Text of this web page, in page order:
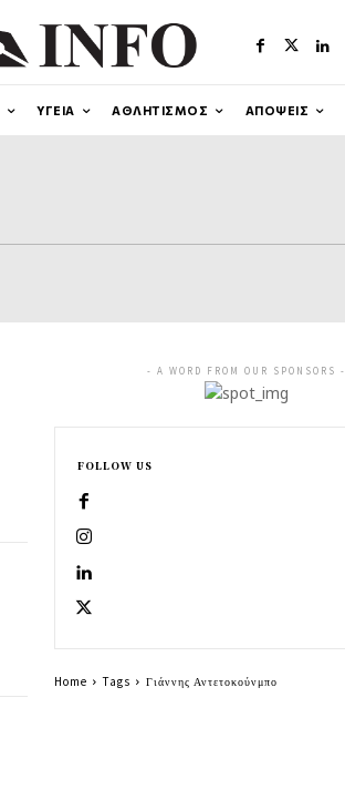
ΥΓΕΙΑ ΑΘΛΗΤΙΣΜΟΣ ΑΠΟΨΕΙΣ
- A WORD FROM OUR SPONSORS -
FOLLOW US
Home Tags Γιάννης Αντετοκούνμπο